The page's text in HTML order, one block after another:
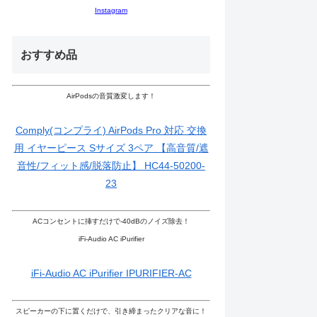
Instagram
おすすめ品
AirPodsの音質激変します！
Comply(コンプライ) AirPods Pro 対応 交換
用 イヤーピース Sサイズ 3ペア 【高音質/遮
音性/フィット感/脱落防止】 HC44-50200-
23
ACコンセントに挿すだけで-40dBのノイズ除去！
iFi-Audio AC iPurifier
iFi-Audio AC iPurifier IPURIFIER-AC
スピーカーの下に置くだけで、引き締まったクリアな音に！